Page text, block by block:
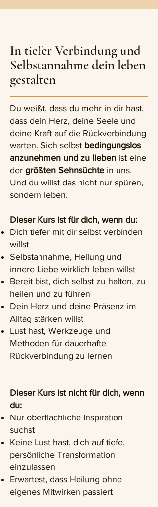
In tiefer Verbindung und
Selbstannahme dein leben
gestalten
Du weißt, dass du mehr in dir hast,
dass dein Herz, deine Seele und
deine Kraft auf die Rückverbindung
warten. Sich selbst bedingungslos
anzunehmen und zu lieben ist eine
der größten Sehnsüchte in uns.
Und du willst das nicht nur spüren,
sondern leben.
Dieser Kurs ist für dich, wenn du:
Dich tiefer mit dir selbst verbinden
willst
Selbstannahme, Heilung und
innere Liebe wirklich leben willst
Bereit bist, dich selbst zu halten, zu
heilen und zu führen
Dein Herz und deine Präsenz im
Alltag stärken willst
Lust hast, Werkzeuge und
Methoden für dauerhafte
Rückverbindung zu lernen
Dieser Kurs ist nicht für dich, wenn
du:
Nur oberflächliche Inspiration
suchst
Keine Lust hast, dich auf tiefe,
persönliche Transformation
einzulassen
Erwartest, dass Heilung ohne
eigenes Mitwirken passiert